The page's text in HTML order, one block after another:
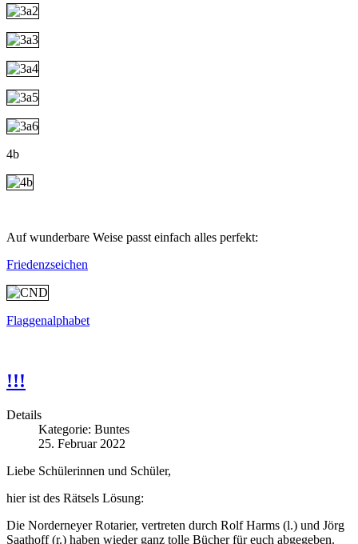
4b
Auf wunderbare Weise passt einfach alles perfekt:
Friedenzseichen
Flaggenalphabet
!!!
Details
Kategorie: Buntes
25. Februar 2022
Liebe Schülerinnen und Schüler,
hier ist des Rätsels Lösung:
Die Norderneyer Rotarier, vertreten durch Rolf Harms (l.) und Jörg
Saathoff (r.) haben wieder ganz tolle Bücher für euch abgegeben.